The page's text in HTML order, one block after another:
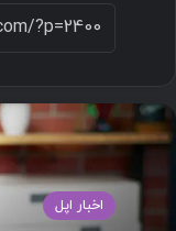
اخبار اپل